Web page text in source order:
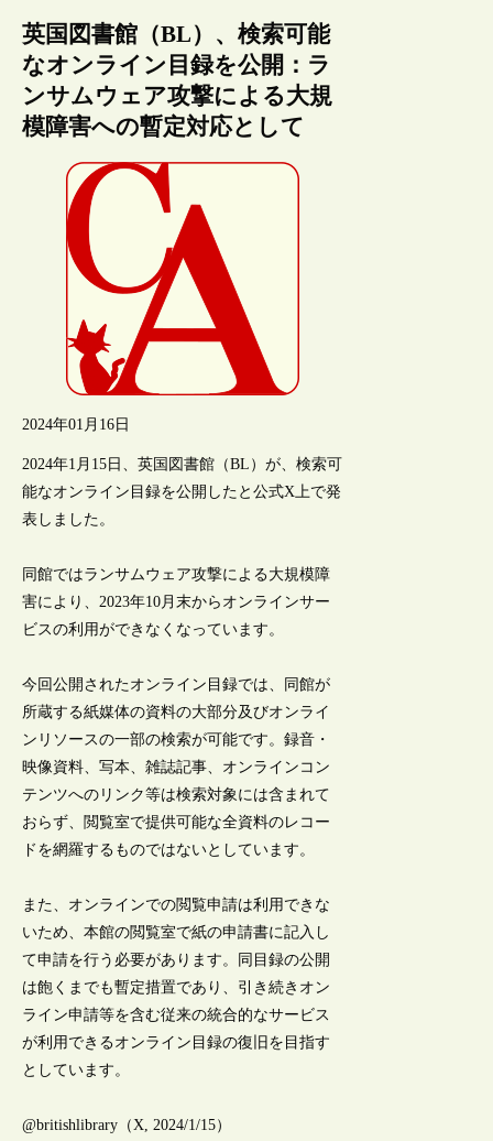
英国図書館（BL）、検索可能
なオンライン目録を公開：ラ
ンサムウェア攻撃による大規
模障害への暫定対応として
2024年01月16日
2024年1月15日、英国図書館（BL）が、検索可
能なオンライン目録を公開したと公式X上で発
表しました。
同館ではランサムウェア攻撃による大規模障
害により、2023年10月末からオンラインサー
ビスの利用ができなくなっています。
今回公開されたオンライン目録では、同館が
所蔵する紙媒体の資料の大部分及びオンライ
ンリソースの一部の検索が可能です。録音・
映像資料、写本、雑誌記事、オンラインコン
テンツへのリンク等は検索対象には含まれて
おらず、閲覧室で提供可能な全資料のレコー
ドを網羅するものではないとしています。
また、オンラインでの閲覧申請は利用できな
いため、本館の閲覧室で紙の申請書に記入し
て申請を行う必要があります。同目録の公開
は飽くまでも暫定措置であり、引き続きオン
ライン申請等を含む従来の統合的なサービス
が利用できるオンライン目録の復旧を目指す
としています。
@britishlibrary（X, 2024/1/15）